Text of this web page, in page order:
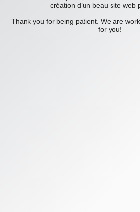
création d’un beau site web
Thank you for being patient. We are
for you!